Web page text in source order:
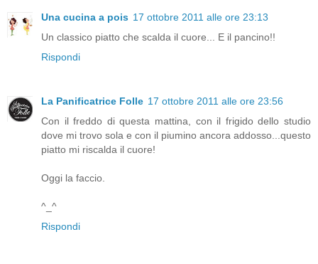
Una cucina a pois 17 ottobre 2011 alle ore 23:13
Un classico piatto che scalda il cuore... E il pancino!!
Rispondi
La Panificatrice Folle 17 ottobre 2011 alle ore 23:56
Con il freddo di questa mattina, con il frigido dello studio
dove mi trovo sola e con il piumino ancora addosso...questo
piatto mi riscalda il cuore!
Oggi la faccio.
^_^
Rispondi